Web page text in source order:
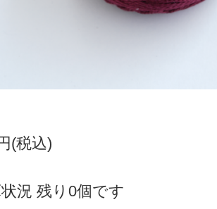
(税込)
況 残り0個です